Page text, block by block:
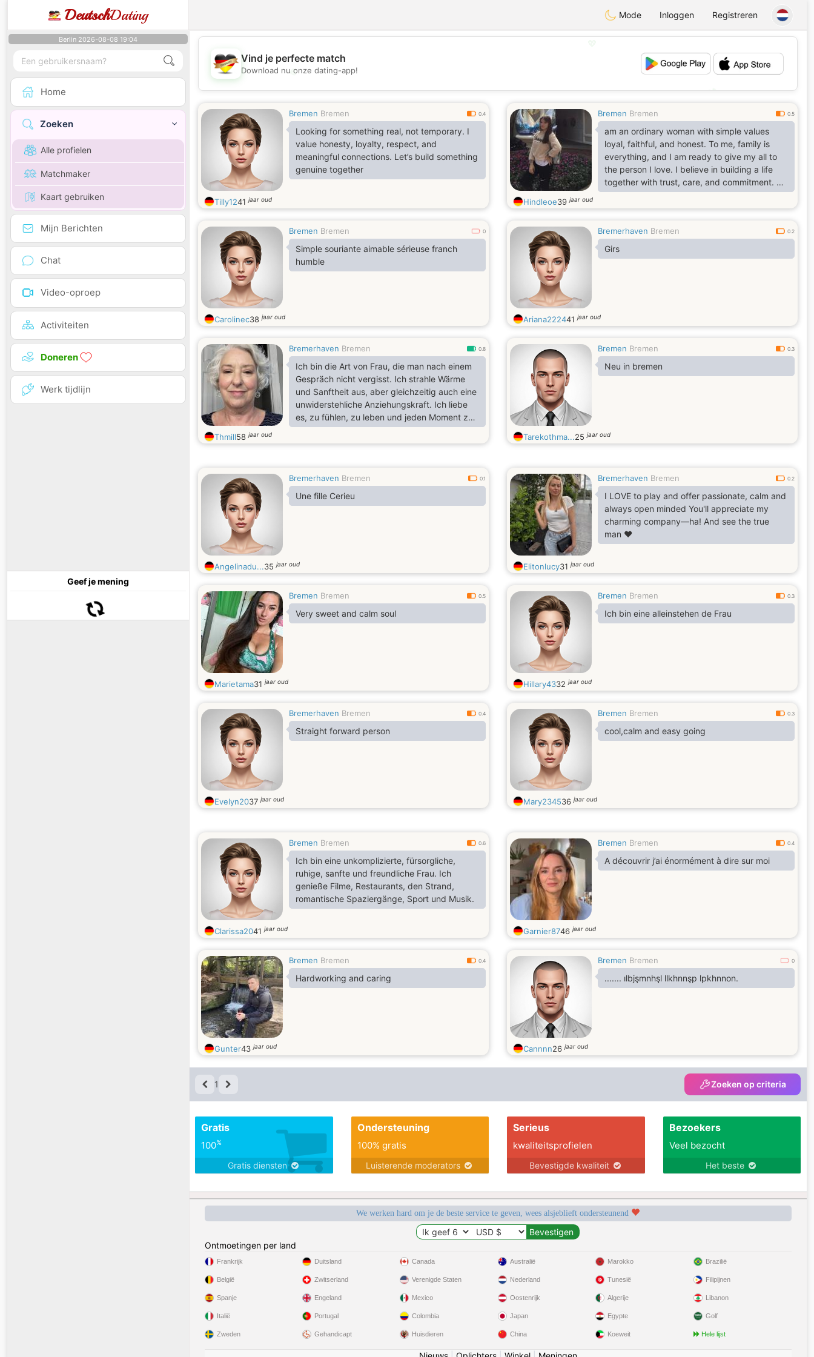
DeutschDating Mode Inloggen Registreren
Berlin 2026-08-08 19:04
Home
Zoeken
Alle profielen
Matchmaker
Kaart gebruiken
Mijn Berichten
Chat
Video-oproep
Activiteiten
Doneren
Werk tijdlijn
Geef je mening
💕
Vind je perfecte match
Download nu onze dating-app!
Bremen Bremen 0.4
Looking for something real, not temporary. I
value honesty, loyalty, respect, and
meaningful connections. Let’s build something
genuine together
Tilly1241jaar oud
Bremen Bremen 0.5
am an ordinary woman with simple values
loyal, faithful, and honest. To me, family is
everything, and I am ready to give my all to
the person I love. I believe in building a life
together with trust, care, and commitment. Do
you appreciate someone like me? If so, let's
get to know each other better.
Hindleoe39jaar oud
Bremen Bremen 0
Simple souriante aimable sérieuse franch
humble
Carolinec38jaar oud
Bremerhaven Bremen 0.2
Girs
Ariana222441jaar oud
Bremerhaven Bremen 0.8
Ich bin die Art von Frau, die man nach einem
Gespräch nicht vergisst. Ich strahle Wärme
und Sanftheit aus, aber gleichzeitig auch eine
unwiderstehliche Anziehungskraft. Ich liebe
es, zu fühlen, zu leben und jeden Moment zu
genießen, sei es ein ruhiger Abend oder ein
kleines Abenteuer. Ich kann verspielt,
aber wenn ich eine echte Verbindung spüre,
schenke ich meine volle Aufmerksamkeit. Ich
mag es, wenn
Thmill58jaar oud
Bremen Bremen 0.3
Neu in bremen
Tarekothma...25jaar oud
Bremerhaven Bremen 0.1
Une fille Cerieu
Angelinadu...35jaar oud
Bremerhaven Bremen 0.2
I LOVE to play and offer passionate, calm and
always open minded You'll appreciate my
charming company—ha! And see the true
man ❤️
Elitonlucy31jaar oud
Bremen Bremen 0.5
Very sweet and calm soul
Marietama31jaar oud
Bremen Bremen 0.3
Ich bin eine alleinstehen de Frau
Hillary4332jaar oud
Bremerhaven Bremen 0.4
Straight forward person
Evelyn2037jaar oud
Bremen Bremen 0.3
cool,calm and easy going
Mary234536jaar oud
Bremen Bremen 0.6
Ich bin eine unkomplizierte, fürsorgliche,
ruhige, sanfte und freundliche Frau. Ich
genieße Filme, Restaurants, den Strand,
romantische Spaziergänge, Sport und Musik.
Clarissa2041jaar oud
Bremen Bremen 0.4
A découvrir j’ai énormément à dire sur moi
Garnier8746jaar oud
Bremen Bremen 0.4
Hardworking and caring
Gunter43jaar oud
Bremen Bremen 0
....... ılbjşmnhşl llkhnnşp lpkhnnon.
Cannnn26jaar oud
1 Zoeken op criteria
Gratis
100%
Gratis diensten
Ondersteuning
100% gratis
Luisterende moderators
Serieus
kwaliteitsprofielen
Bevestigde kwaliteit
Bezoekers
Veel bezocht
Het beste
We werken hard om je de beste service te geven, wees alsjeblieft ondersteunend
Ontmoetingen per land
Frankrijk
België
Spanje
Italië
Zweden
Duitsland
Zwitserland
Engeland
Portugal
Gehandicapt
Canada
Verenigde Staten
Mexico
Colombia
Huisdieren
Australië
Nederland
Oostenrijk
Japan
China
Marokko
Tunesië
Algerije
Egypte
Koeweit
Brazilië
Filipijnen
Libanon
Golf
Hele lijst